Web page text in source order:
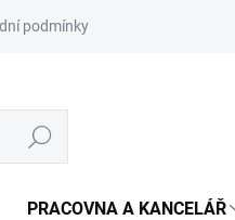
podmínky Podmínky
Hledat
PRACOVNA A KANCELÁŘ